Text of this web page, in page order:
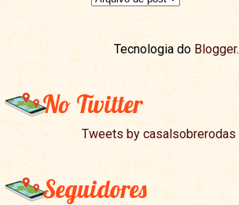
Tecnologia do Blogger.
No Twitter
Tweets by casalsobrerodas
Seguidores